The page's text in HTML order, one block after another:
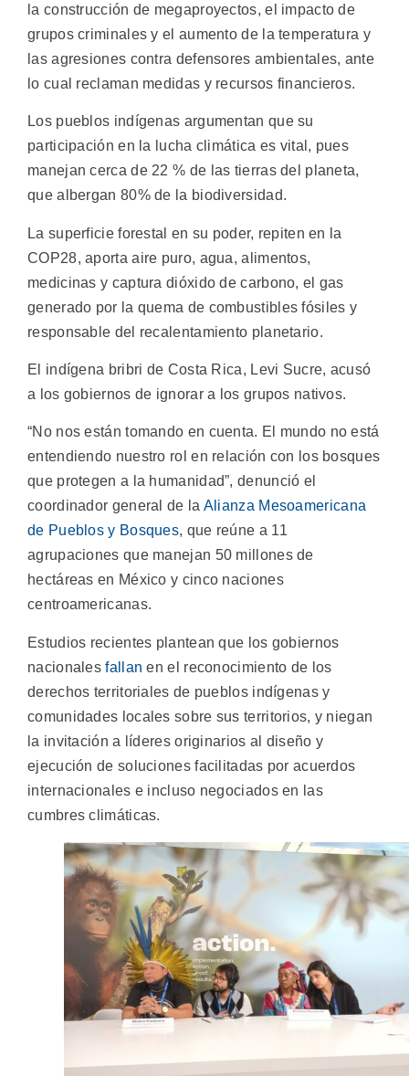
la construcción de megaproyectos, el impacto de
grupos criminales y el aumento de la temperatura y
las agresiones contra defensores ambientales, ante
lo cual reclaman medidas y recursos financieros.
Los pueblos indígenas argumentan que su
participación en la lucha climática es vital, pues
manejan cerca de 22 % de las tierras del planeta,
que albergan 80% de la biodiversidad.
La superficie forestal en su poder, repiten en la
COP28, aporta aire puro, agua, alimentos,
medicinas y captura dióxido de carbono, el gas
generado por la quema de combustibles fósiles y
responsable del recalentamiento planetario.
El indígena bribri de Costa Rica, Levi Sucre, acusó
a los gobiernos de ignorar a los grupos nativos.
“No nos están tomando en cuenta. El mundo no está
entendiendo nuestro rol en relación con los bosques
que protegen a la humanidad”, denunció el
coordinador general de la Alianza Mesoamericana
de Pueblos y Bosques, que reúne a 11
agrupaciones que manejan 50 millones de
hectáreas en México y cinco naciones
centroamericanas.
Estudios recientes plantean que los gobiernos
nacionalesfallan en el reconocimiento de los
derechos territoriales de pueblos indígenas y
comunidades locales sobre sus territorios, y niegan
la invitación a líderes originarios al diseño y
ejecución de soluciones facilitadas por acuerdos
internacionales e incluso negociados en las
cumbres climáticas.